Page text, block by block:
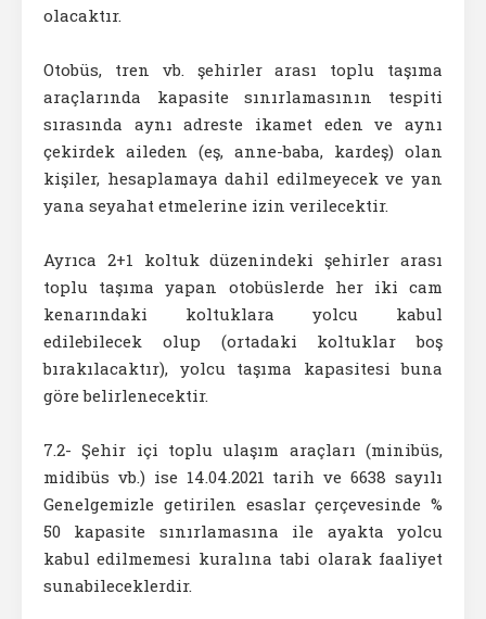
olacaktır.
Otobüs, tren vb. şehirler arası toplu taşıma
araçlarında kapasite sınırlamasının tespiti
sırasında aynı adreste ikamet eden ve aynı
çekirdek aileden (eş, anne-baba, kardeş) olan
kişiler, hesaplamaya dahil edilmeyecek ve yan
yana seyahat etmelerine izin verilecektir.
Ayrıca 2+1 koltuk düzenindeki şehirler arası
toplu taşıma yapan otobüslerde her iki cam
kenarındaki koltuklara yolcu kabul
edilebilecek olup (ortadaki koltuklar boş
bırakılacaktır), yolcu taşıma kapasitesi buna
göre belirlenecektir.
7.2- Şehir içi toplu ulaşım araçları (minibüs,
midibüs vb.) ise 14.04.2021 tarih ve 6638 sayılı
Genelgemizle getirilen esaslar çerçevesinde %
50 kapasite sınırlamasına ile ayakta yolcu
kabul edilmemesi kuralına tabi olarak faaliyet
sunabileceklerdir.